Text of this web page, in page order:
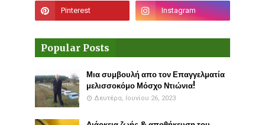
Popular Posts
Μια συμβουλή απο τον Επαγγελματία
μελισσοκόμο Μόσχο Ντιώνια!
Δευτέρα, Ιουνίου 26, 2023